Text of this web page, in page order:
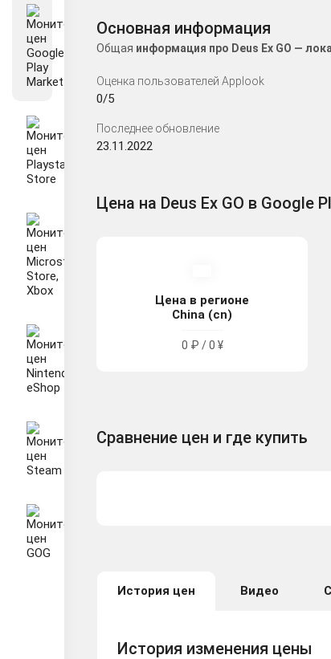
Основная информация
Общая информация про Deus Ex GO —
Оценка пользователей Applook
0/5
Последнее обновление
23.11.2022
Цена на Deus Ex GO в Google
Цена в регионе
China (cn)
0 ₽ / 0 ¥
Сравнение цен и где купить
История цен Видео
История изменения цены